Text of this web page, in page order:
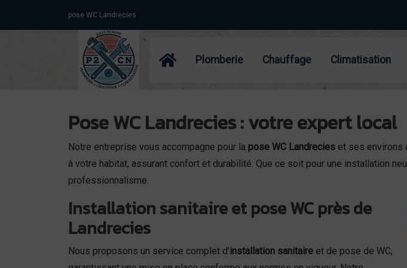
pose WC Landrecies
Plomberie Chauffage Climatisation
Pose WC Landrecies : votre expert local
Notre entreprise vous accompagne pour la pose WC Landrecies et ses environs
à votre habitat, assurant confort et durabilité. Que ce soit pour une installation
professionnalisme.
Installation sanitaire et pose WC près de
Landrecies
Nous proposons un service complet d’installation sanitaire et de pose de WC,